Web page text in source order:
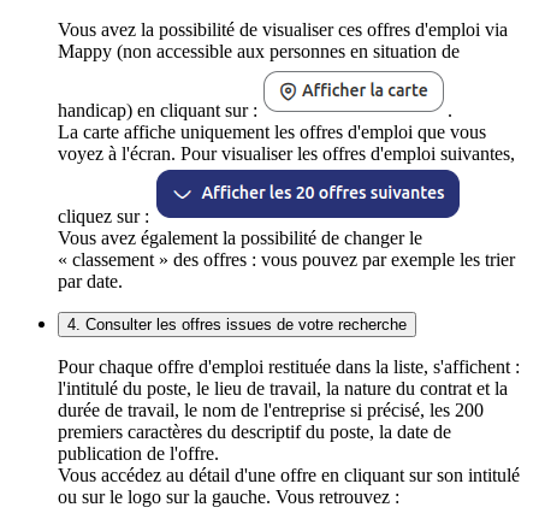
Vous avez la possibilité de visualiser ces offres d'emploi via
Mappy (non accessible aux personnes en situation de
handicap) en cliquant sur :
.
La carte affiche uniquement les offres d'emploi que vous
voyez à l'écran. Pour visualiser les offres d'emploi suivantes,
cliquez sur :
Vous avez également la possibilité de changer le
« classement » des offres : vous pouvez par exemple les trier
par date.
4. Consulter les offres issues de votre recherche
Pour chaque offre d'emploi restituée dans la liste, s'affichent :
l'intitulé du poste, le lieu de travail, la nature du contrat et la
durée de travail, le nom de l'entreprise si précisé, les 200
premiers caractères du descriptif du poste, la date de
publication de l'offre.
Vous accédez au détail d'une offre en cliquant sur son intitulé
ou sur le logo sur la gauche. Vous retrouvez :